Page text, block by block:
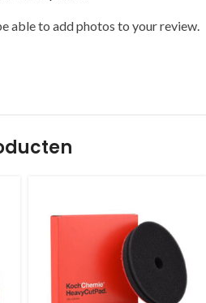
able to add photos to your review.